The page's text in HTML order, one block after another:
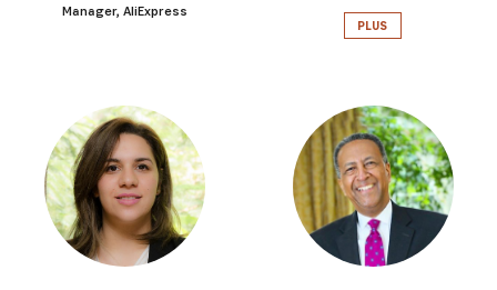
Manager, AliExpress
PLUS